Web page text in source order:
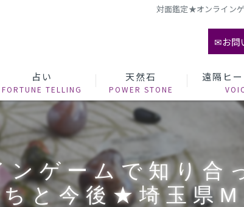
対面鑑定★オンライン
✉お問
占い 天然石 遠隔ヒ
ゲームで知り合
ちと今後★埼玉県